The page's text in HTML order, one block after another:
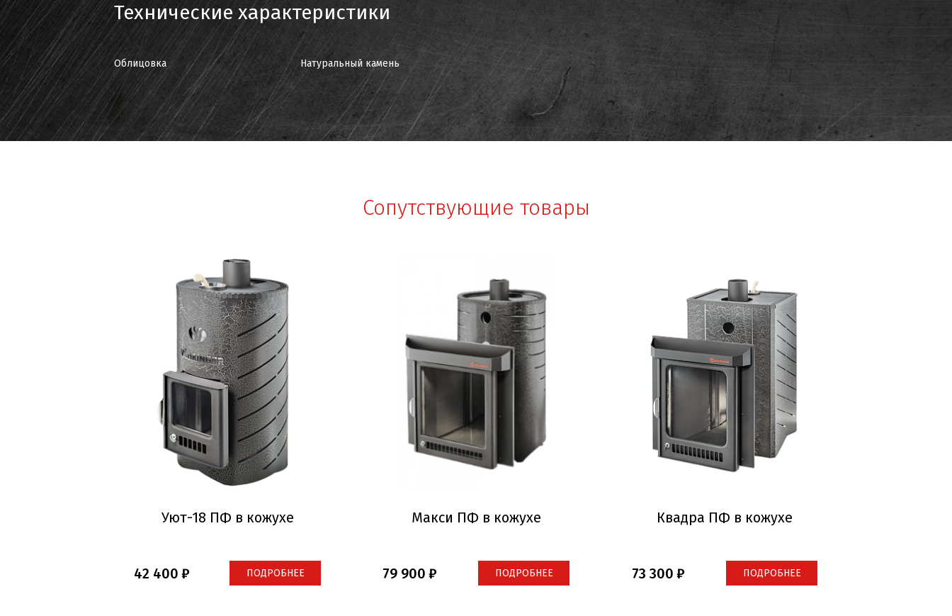
Технические характеристики
Облицовка Натуральный камень
Сопутствующие товары
Уют-18 ПФ в кожухе
42 400 ПОДРОБНЕЕ
Макси ПФ в кожухе
79 900 ПОДРОБНЕЕ
Квадра ПФ в кожухе
73 300 ПОДРОБНЕЕ